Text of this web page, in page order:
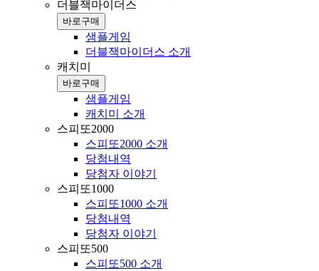
더블잭마이더스
바로구매
샘플게임
더블잭마이더스 소개
캐치미
바로구매
샘플게임
캐치미 소개
스피또2000
스피또2000 소개
당첨내역
당첨자 이야기
스피또1000
스피또1000 소개
당첨내역
당첨자 이야기
스피또500
스피또500 소개